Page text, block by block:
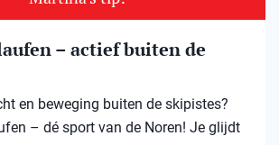
– actief buiten de
en beweging buiten de skipistes?
– dé sport van de Noren! Je glijdt